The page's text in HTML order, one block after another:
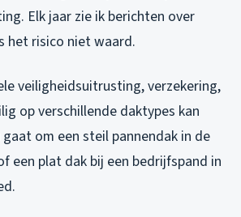
Elk jaar zie ik berichten over
het risico niet waard.
veiligheidsuitrusting, verzekering,
op verschillende daktypes kan
om een steil pannendak in de
een plat dak bij een bedrijfspand in